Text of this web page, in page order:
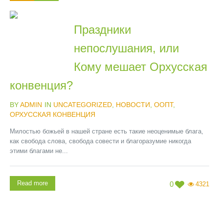
Праздники
непослушания, или
Кому мешает Орхусская
конвенция?
BYADMIN IN UNCATEGORIZED НОВОСТИ ООПТ,
ОРХУССКАЯ КОНВЕНЦИЯ
Милостью божьей в нашей стране есть такие неоценимые блага,
как свобода слова, свобода совести и благоразумие никогда
этими благами не...
0 4321
Read more